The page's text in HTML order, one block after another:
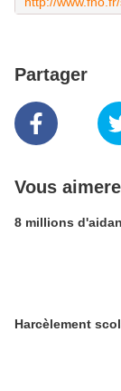
Partager
Vous
8 millions
Harcèlement